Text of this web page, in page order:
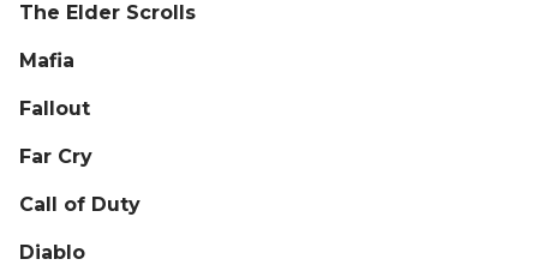
The Elder Scrolls
Mafia
Fallout
Far Cry
Call of Duty
Diablo